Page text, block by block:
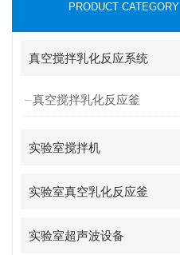
PRODUCT CATEGORY
真空搅拌乳化反应系统
真空搅拌乳化反应釜
实验室搅拌机
实验室真空乳化反应釜
实验室超声波设备